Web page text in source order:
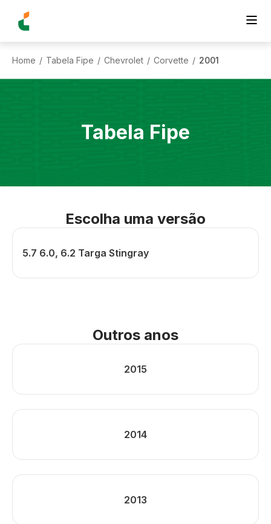
Home / Tabela Fipe / Chevrolet / Corvette / 2001
Tabela Fipe
Escolha uma versão
5.7 6.0, 6.2 Targa Stingray
Outros anos
2015
2014
2013